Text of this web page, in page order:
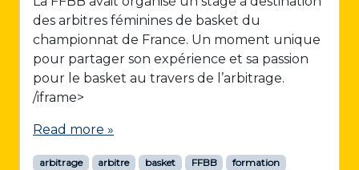
des arbitres féminines de basket du
championnat de France. Un moment unique
pour partager son expérience et sa passion
pour le basket au travers de l’arbitrage.
/iframe>
Read more »
arbitrage arbitre basket FFBB
formation